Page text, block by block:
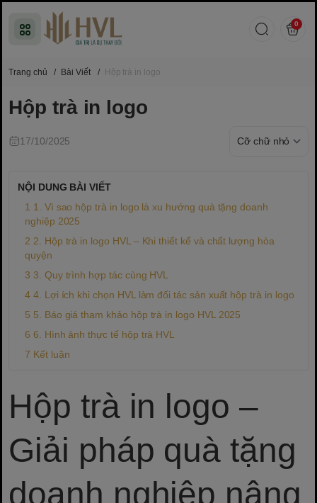
0
Trang chủ / Bài Viết / Hộp trà in logo
Hộp trà in logo
17/10/2025
NỘI DUNG BÀI VIẾT
1. Vì sao hộp trà in logo là xu hướng quà tặng doanh
nghiệp 2025
2. Hộp trà in logo HVL – Khi thiết kế và chất lượng hòa
quyện
3. Quy trình hợp tác cùng HVL
4. Lợi ích khi chọn HVL làm đối tác sản xuất hộp trà in logo
5. Báo giá tham khảo hộp trà in logo HVL 2025
6. Hình ảnh thực tế hộp trà HVL
Kết luận
Hộp trà in logo –
Giải pháp quà tặng
doanh nghiệp nâng